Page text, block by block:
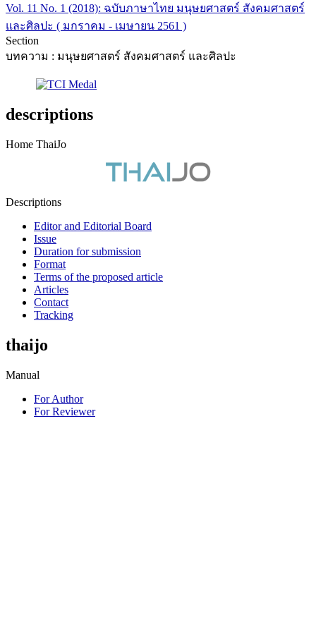
Vol. 11 No. 1 (2018): ฉบับภาษาไทย มนุษยศาสตร์ สังคมศาสตร์
และศิลปะ ( มกราคม - เมษายน 2561 )
Section
บทความ : มนุษยศาสตร์ สังคมศาสตร์ และศิลปะ
descriptions
Home ThaiJo
Descriptions
Editor and Editorial Board
Issue
Duration for submission
Format
Terms of the proposed article
Articles
Contact
Tracking
thaijo
Manual
For Author
For Reviewer